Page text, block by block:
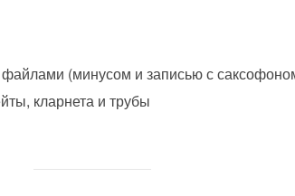
(минусом и записью с
кларнета и трубы